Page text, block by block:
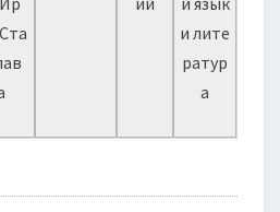
и лите
ратур
а